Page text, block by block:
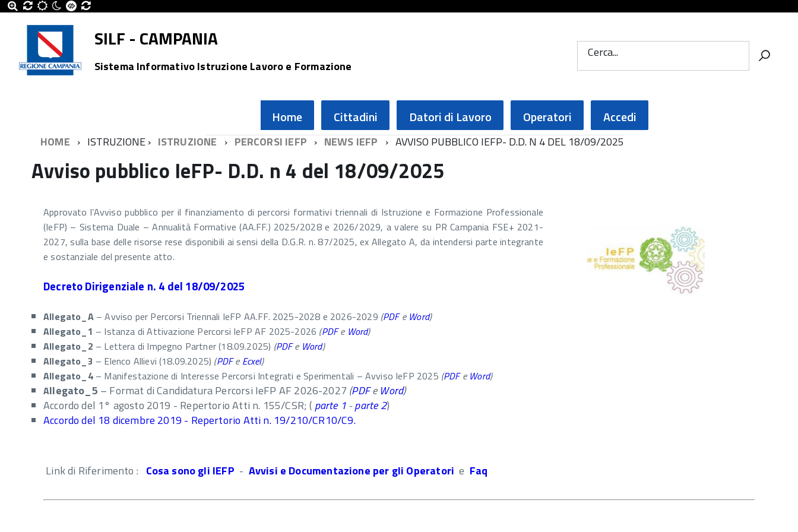
SILF - CAMPANIA
Sistema Informativo Istruzione Lavoro e Formazione
Cerca...
Home Cittadini Datori di Lavoro Operatori Accedi
HOME ISTRUZIONE ISTRUZIONE PERCORSI IEFP NEWS IEFP AVVISO PUBBLICO IEFP- D.D. N 4 DEL 18/09/2025
Avviso pubblico IeFP- D.D. n 4 del 18/09/2025
Approvato l’Avviso pubblico per il finanziamento di percorsi formativi triennali di Istruzione e Formazione Professionale
(IeFP) – Sistema Duale – Annualità Formative (AA.FF.) 2025/2028 e 2026/2029, a valere su PR Campania FSE+ 2021-
2027, sulla base delle risorse rese disponibili ai sensi della D.G.R. n. 87/2025, ex Allegato A, da intendersi parte integrante
e sostanziale del presente atto.
Decreto Dirigenziale n. 4 del 18/09/2025
Allegato_A– Avviso per Percorsi Triennali IeFP AA.FF. 2025-2028 e 2026-2029 (PDFe Word)
Allegato_1 – Istanza di Attivazione Percorsi IeFP AF 2025-2026 (PDFe Word)
Allegato_2 – Lettera di Impegno Partner (18.09.2025) (PDFe Word)
Allegato_3 – Elenco Allievi (18.09.2025) (PDFe Ecxel)
Allegato_4– Manifestazione di Interesse Percorsi Integrati e Sperimentali – Avviso IeFP 2025 (PDFe Word)
Allegato_5 – Format di Candidatura Percorsi IeFP AF 2026-2027 (PDFeWord)
Accordo del 1° agosto 2019 - Repertorio Atti n. 155/CSR; ( parte 1-parte 2)
Accordo del 18 dicembre 2019 - Repertorio Atti n. 19/210/CR10/C9.
Link di Riferimento : Cosa sono gli IEFP - Avvisi e Documentazione per gli Operatori e Faq